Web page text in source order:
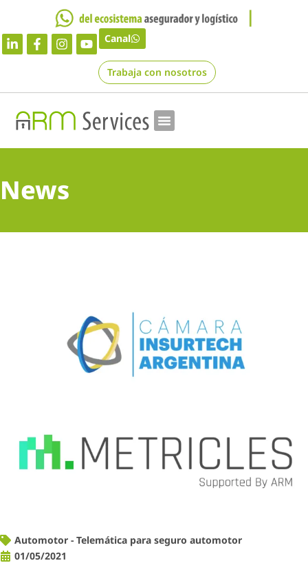
Canal
Trabaja con nosotros
News
Automotor - Telemática para seguro automotor
01/05/2021